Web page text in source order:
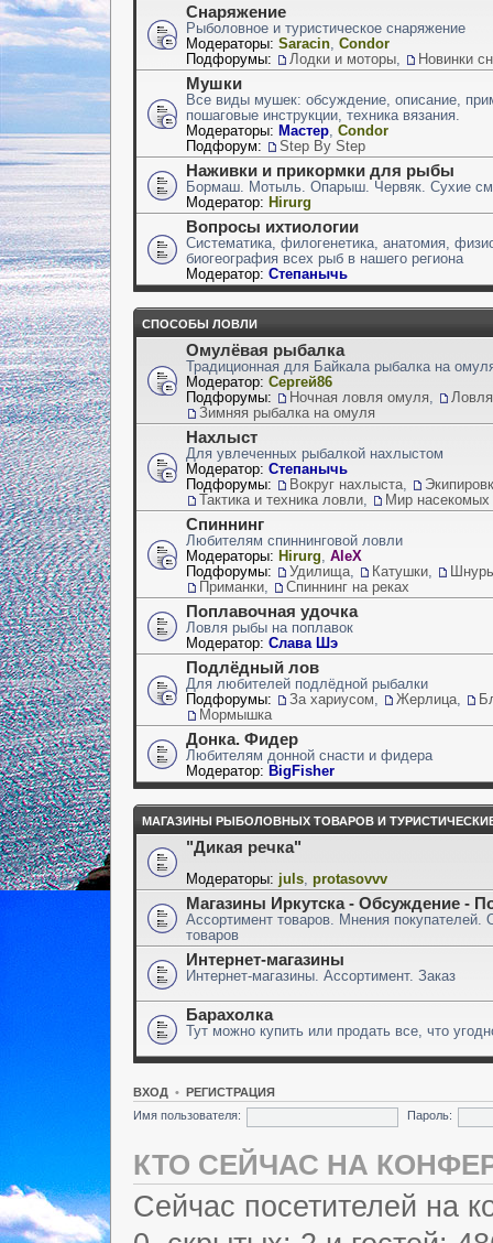
Снаряжение
Рыболовное и туристическое снаряжение
Модераторы: Saracin Condor
Подфорумы:
Лодки и моторы Новинки
Мушки
Все виды мушек: обсуждение, описание,
пошаговые инструкции, техника вязания.
Модераторы: Мастер Condor
Подфорум:
Step By Step
Наживки и прикормки для рыбы
Бормаш. Мотыль. Опарыш. Червяк. Сухие
Модератор: Hirurg
Вопросы ихтиологии
Систематика, филогенетика, анатомия,
биогеография всех рыб в нашего региона
Модератор: Степанычь
СПОСОБЫ ЛОВЛИ
Омулёвая рыбалка
Традиционная для Байкала рыбалка на
Модератор: Сергей86
Подфорумы:
Ночная ловля омуля
Зимняя рыбалка на омуля
Нахлыст
Для увлеченных рыбалкой нахлыстом
Модератор: Степанычь
Подфорумы:
Вокруг нахлыста
Тактика и техника ловли
Мир насекомых
Спиннинг
Любителям спиннинговой ловли
Модераторы: Hirurg
AleX
Подфорумы:
Удилища Катушки
Приманки
Спиннинг на реках
Поплавочная удочка
Ловля рыбы на поплавок
Модератор: Слава Шэ
Подлёдный лов
Для любителей подлёдной рыбалки
Подфорумы:
За хариусом Жерлица
Мормышка
Донка. Фидер
Любителям донной снасти и фидера
Модератор: BigFisher
МАГАЗИНЫ РЫБОЛОВНЫХ ТОВАРОВ И
"Дикая речка"
Модераторы: juls protasovvv
Магазины Иркутска - Обсуждение -
Ассортимент товаров. Мнения покупателей.
товаров
Интернет-магазины
Интернет-магазины. Ассортимент. Заказ
Барахолка
Тут можно купить или продать все, что
ВХОД • РЕГИСТРАЦИЯ
Имя пользователя:
Пароль:
КТО СЕЙЧАС НА
Сейчас посетителей на